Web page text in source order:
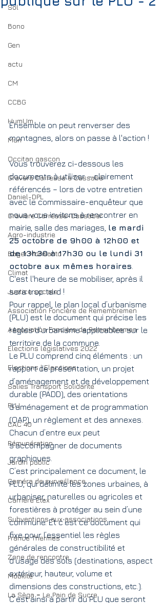
Sol
Bono
Gen
actu
CM
CCBG
HumUm
Mun
Occitan gascon
Gravèra Carressa e Cassabè
Daniel-DPL
Gravière Carresse-Cassaber
Agro-industrie
Bayer Monsanto
Climat
Justice sociale
Association Foncière de Remembremen
Association Foncière de Remembremen
Elections législatives 2022
Elections | Eleccions
Salies Transport Solidarité
PLU
CAC 40
Rémunération
Jardin public
Caméra de surveillance
Carrière Etex
Subventions aux associations
France Thermes
Zone de rencontre
Mobilité
La Sèga = Le Pain de Sucre
Ensemble on peut renverser des
montagnes, alors on passe à l'action !
Vous trouverez ci-dessous les
documents à utiliser – clairement
référencés – lors de votre entretien
avec le commissaire-enquêteur que
nous vous invitons à rencontrer en
mairie, salle des mariages, le mardi
25 octobre de 9h00 à 12h00 et
de 13h30 à 17h30 ou le lundi 31
octobre aux mêmes horaires
C'est l'heure de se mobiliser, après il
sera trop tard !
Pour rappel, le plan local d’urbanisme
(PLU) est le document qui précise les
règles d’urbanisme applicables sur le
territoire de la commune.
Le PLU comprend cinq éléments : un
rapport de présentation, un projet
d’aménagement et de développement
durable (PADD), des orientations
d’aménagement et de programmation
(OAP), un règlement et des annexes.
Chacun d’entre eux peut
s’accompagner de documents
graphiques.
C’est principalement ce document, le
PLU, qui délimite les zones urbaines, à
urbaniser, naturelles ou agricoles et
forestières à protéger au sein d’une
commune. Et c’est ce document qui
fixe pour l’essentiel les règles
générales de constructibilité et
d’usage des sols (destinations, aspect
extérieur, hauteur, volume et
dimensions des constructions, etc.).
C’est ainsi à partir du PLU que seront